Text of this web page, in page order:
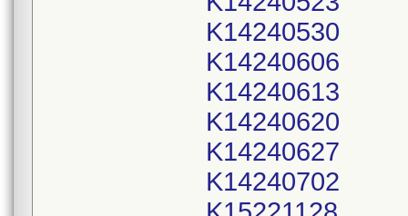
K14240530
K14240606
K14240613
K14240620
K14240627
K14240702